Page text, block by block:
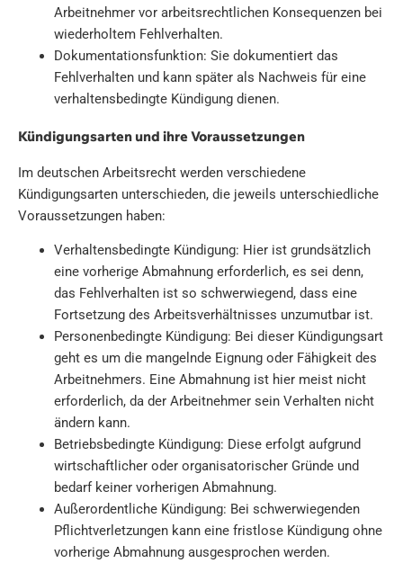
Arbeitnehmer vor arbeitsrechtlichen Konsequenzen bei
wiederholtem Fehlverhalten.
Dokumentationsfunktion: Sie dokumentiert das
Fehlverhalten und kann später als Nachweis für eine
verhaltensbedingte Kündigung dienen.
Kündigungsarten und ihre Voraussetzungen
Im deutschen Arbeitsrecht werden verschiedene
Kündigungsarten unterschieden, die jeweils unterschiedliche
Voraussetzungen haben:
Verhaltensbedingte Kündigung: Hier ist grundsätzlich
eine vorherige Abmahnung erforderlich, es sei denn,
das Fehlverhalten ist so schwerwiegend, dass eine
Fortsetzung des Arbeitsverhältnisses unzumutbar ist.
Personenbedingte Kündigung: Bei dieser Kündigungsart
geht es um die mangelnde Eignung oder Fähigkeit des
Arbeitnehmers. Eine Abmahnung ist hier meist nicht
erforderlich, da der Arbeitnehmer sein Verhalten nicht
ändern kann.
Betriebsbedingte Kündigung: Diese erfolgt aufgrund
wirtschaftlicher oder organisatorischer Gründe und
bedarf keiner vorherigen Abmahnung.
Außerordentliche Kündigung: Bei schwerwiegenden
Pflichtverletzungen kann eine fristlose Kündigung ohne
vorherige Abmahnung ausgesprochen werden.